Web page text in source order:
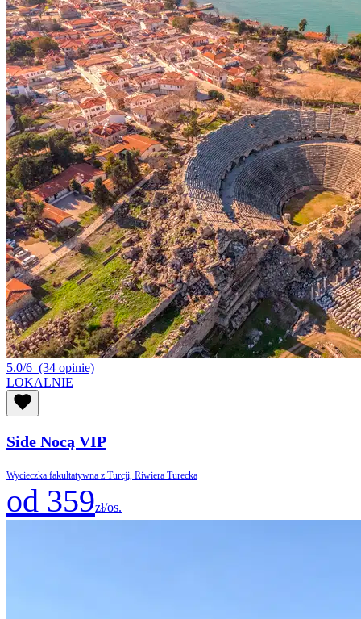
5.0/6 (34 opinie)
LOKALNIE
Side Nocą VIP
Wycieczka fakultatywna z Turcji, Riwiera Turecka
od 359zł/os.